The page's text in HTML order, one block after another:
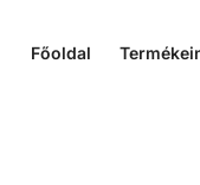
Főoldal